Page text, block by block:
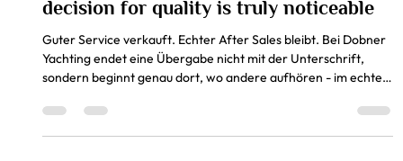
After Sales in Yachting - where the
decision for quality is truly noticeable
Guter Service verkauft. Echter After Sales bleibt. Bei Dobner
sondern beginnt genau dort, wo andere aufhören - im echten